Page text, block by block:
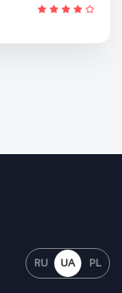
RU UA PL